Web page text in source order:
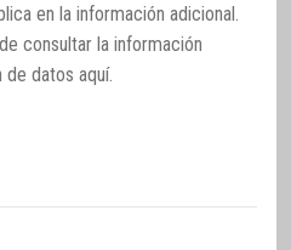
en la información adicional.
consultar la información
de datos aquí.